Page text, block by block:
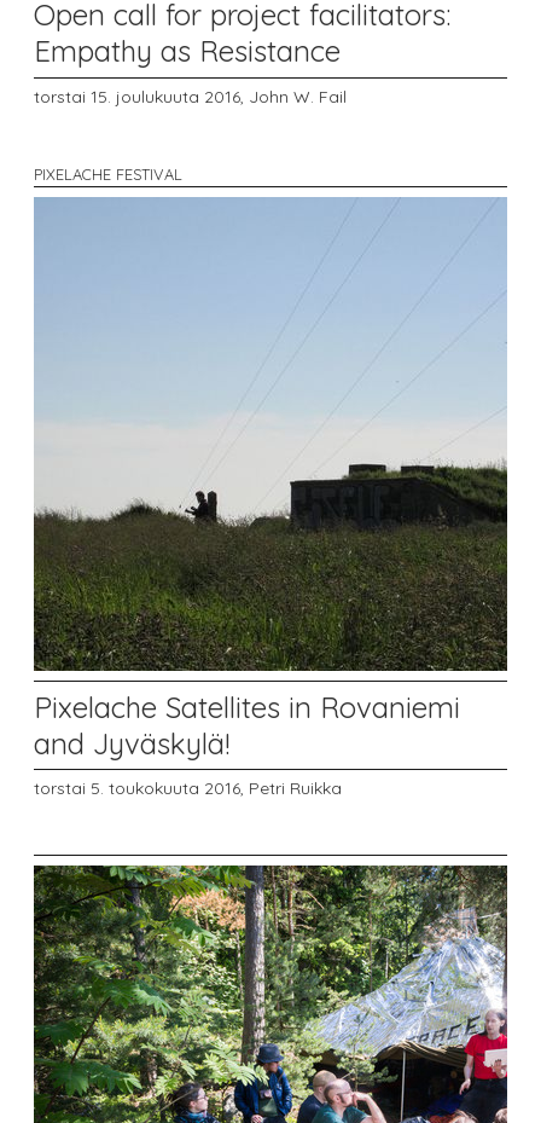
Open call for project facilitators:
Empathy as Resistance
torstai 15. joulukuuta 2016, John W. Fail
PIXELACHE FESTIVAL
Pixelache Satellites in Rovaniemi
and Jyväskylä!
torstai 5. toukokuuta 2016, Petri Ruikka